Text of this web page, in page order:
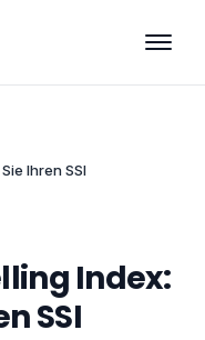
Ihren SSI
Index:
SSI